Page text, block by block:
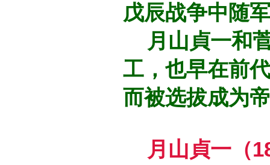
戊辰战争中随
月山貞一和
工，也早在前
而被选拔成为
月山貞一（